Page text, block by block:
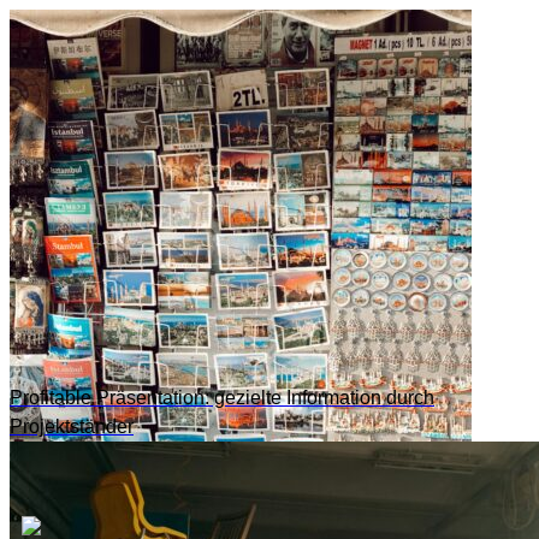
Profitable Präsentation: gezielte Information durch
Projektständer